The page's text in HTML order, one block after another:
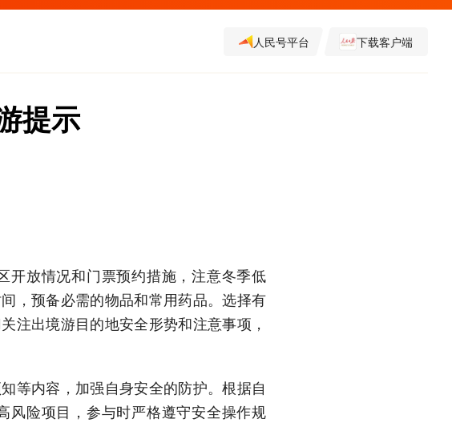
人民号平台 下载客户端
提示
开放情况和门票预约措施，注意冬季低
，预备必需的物品和常用药品。选择有
注出境游目的地安全形势和注意事项，
等内容，加强自身安全的防护。根据自
风险项目，参与时严格遵守安全操作规